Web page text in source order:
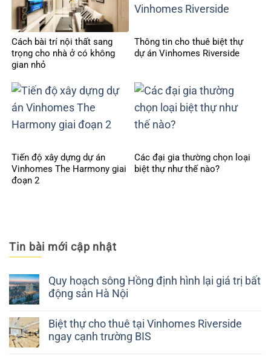
Cách bài trí nội thất sang
trọng cho nhà ở có không
gian nhỏ
Thông tin cho thuê biệt thự
dự án Vinhomes Riverside
Tiến độ xây dựng dự án
Vinhomes The Harmony giai
đoạn 2
Các đại gia thường chọn loại
biệt thự như thế nào?
Tin bài mới cập nhật
Quy hoạch sông Hồng định hình lại giá trị bất
động sản Hà Nội
Biệt thự cho thuê tại Vinhomes Riverside
ngay cạnh trường BIS